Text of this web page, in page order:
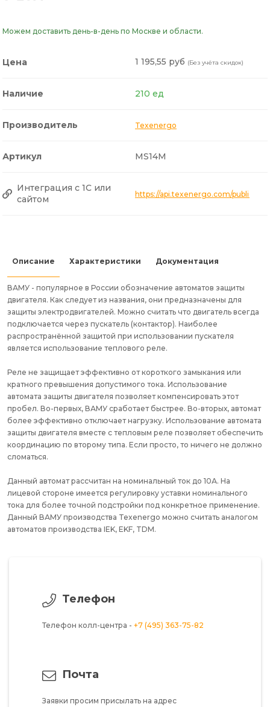
Можем доставить день-в-день по Москве и области.
Цена 1 195,55 руб (Без учёта скидок)
Наличие 210 ед
Производитель Texenergo
Артикул MS14M
Интеграция с 1С или
сайтом
https://api.texenergo.com/public/
Описание Характеристики Документация
ВАМУ - популярное в России обозначение автоматов защиты
двигателя. Как следует из названия, они предназначены для
защиты электродвигателей. Можно считать что двигатель всегда
подключается через пускатель (контактор). Наиболее
распространённой защитой при использовании пускателя
является использование теплового реле.
Реле не защищает эффективно от короткого замыкания или
кратного превышения допустимого тока. Использование
автомата защиты двигателя позволяет компенсировать этот
пробел. Во-первых, ВАМУ сработает быстрее. Во-вторых, автомат
более эффективно отключает нагрузку. Использование автомата
защиты двигателя вместе с тепловым реле позволяет обеспечить
координацию по второму типа. Если просто, то ничего не должно
сломаться.
Данный автомат рассчитан на номинальный ток до 10А. На
лицевой стороне имеется регулировку уставки номинального
тока для более точной подстройки под конкретное применение.
Данный ВАМУ производства Texenergo можно считать аналогом
автоматов производства IEK, EKF, TDM.
Телефон
Телефон колл-центра - +7 (495) 363-75-82
Почта
Заявки просим присылать на адрес